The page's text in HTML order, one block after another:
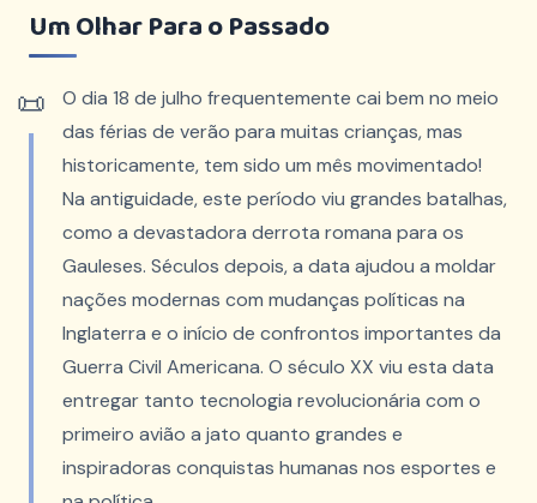
Um Olhar Para o Passado
O dia 18 de julho frequentemente cai bem no meio
das férias de verão para muitas crianças, mas
historicamente, tem sido um mês movimentado!
Na antiguidade, este período viu grandes batalhas,
como a devastadora derrota romana para os
Gauleses. Séculos depois, a data ajudou a moldar
nações modernas com mudanças políticas na
Inglaterra e o início de confrontos importantes da
Guerra Civil Americana. O século XX viu esta data
entregar tanto tecnologia revolucionária com o
primeiro avião a jato quanto grandes e
inspiradoras conquistas humanas nos esportes e